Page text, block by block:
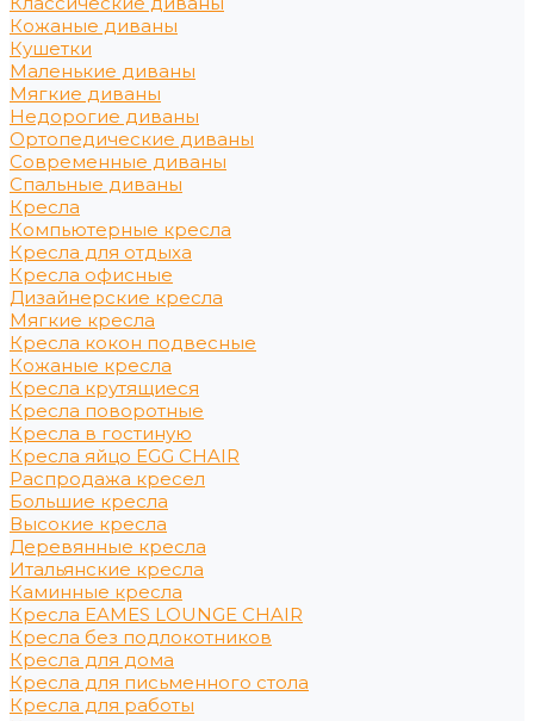
Кожаные диваны
Кушетки
Маленькие диваны
Мягкие диваны
Недорогие диваны
Ортопедические диваны
Современные диваны
Спальные диваны
Кресла
Компьютерные кресла
Кресла для отдыха
Кресла офисные
Дизайнерские кресла
Мягкие кресла
Кресла кокон подвесные
Кожаные кресла
Кресла крутящиеся
Кресла поворотные
Кресла в гостиную
Кресла яйцо EGG CHAIR
Распродажа кресел
Большие кресла
Высокие кресла
Деревянные кресла
Итальянские кресла
Каминные кресла
Кресла EAMES LOUNGE CHAIR
Кресла без подлокотников
Кресла для дома
Кресла для письменного стола
Кресла для работы